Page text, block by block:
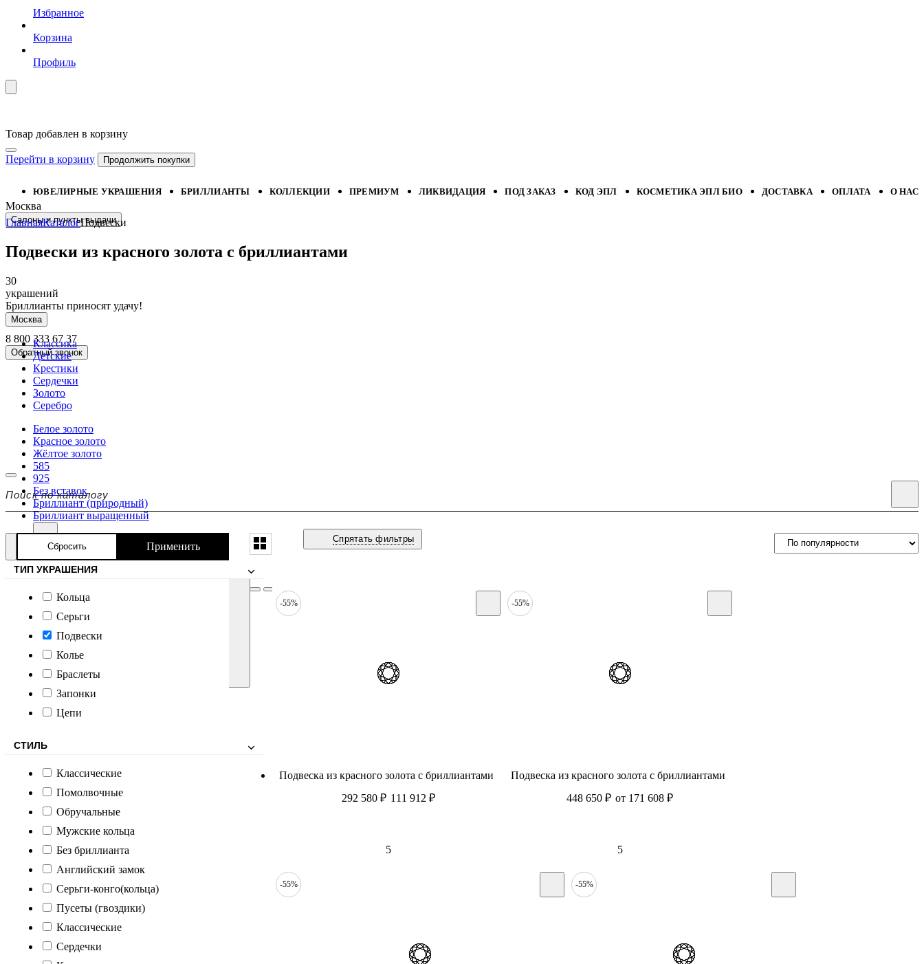
Избранное
Корзина
Профиль
Москва
Салоны и пункты выдачи
8 800 333 67 37
Обратный звонок
Товар добавлен в корзину
Перейти в корзину Продолжить покупки
ЮВЕЛИРНЫЕ УКРАШЕНИЯ БРИЛЛИАНТЫ КОЛЛЕКЦИИ ПРЕМИУМ ЛИКВИДАЦИЯ ПОД ЗАКАЗ КОД ЭПЛ КОСМЕТИКА ЭПЛ БИО ДОСТАВКА ОПЛАТА О НАС
ГлавнаяКаталогПодвески
Подвески из красного золота с бриллиантами
30
украшений
Бриллианты приносят удачу!
Москва
Классика
Детские
Крестики
Сердечки
Золото
Серебро
Белое золото
Красное золото
Жёлтое золото
585
925
Без вставок
Бриллиант (природный)
Бриллиант выращенный
Сбросить Применить
ТИП УКРАШЕНИЯ
Кольца
Серьги
Подвески
Колье
Браслеты
Запонки
Цепи
СТИЛЬ
Классические
Помолвочные
Обручальные
Мужские кольца
Без бриллианта
Английский замок
Серьги-конго(кольца)
Пусеты (гвоздики)
Классические
Сердечки
Спрятать фильтры
-55%
Подвеска из красного золота c бриллиантами
292 580 ₽ 111 912 ₽
5
-55%
Подвеска из красного золота c бриллиантами
448 650 ₽ от 171 608 ₽
5
-55% -55%